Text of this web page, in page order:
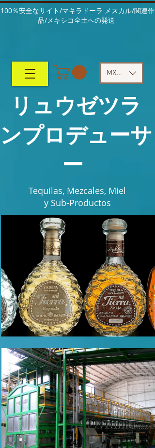
100％安全なサイト/マキラドーラ メスカル/関連作
品/メキシコ全土への発送
MXN ($)
リュウゼツラ
ンプロデューサ
ー
Tequilas, Mezcales, Miel
y Sub-Productos